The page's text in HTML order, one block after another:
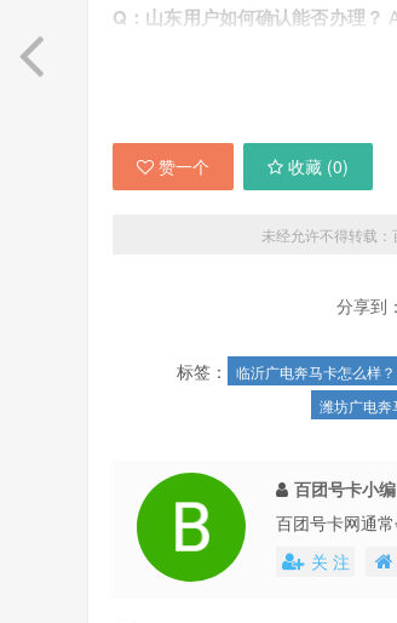
Q：山东用户如何确认能否办理？
A：支
“作为青岛上班族，每月流量需求
还快！” ——“青岛用户小王”
，成为山东济南、青岛等城市
赞一个 收藏 (0)
未经允许不得转载：
分享到：
标签： 临沂广电奔马卡怎么样？
潍坊广电奔
百团号卡小编
百团号卡网通
还会不定期地
关 注